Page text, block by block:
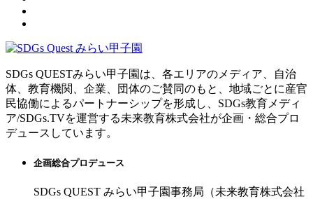
SDGs QUESTみらい甲子園は、各エリアのメディア、自治
体、教育機関、企業、団体のご賛同のもと、地域ごとに産官
民協働によるパートナーシップを形成し、SDGs教育メディ
ア/SDGs.TVを運営する未来教育株式会社が企画・総合プロ
デュースしています。
企画総合プロデュース
SDGs QUEST みらい甲子園事務局（未来教育株式会社